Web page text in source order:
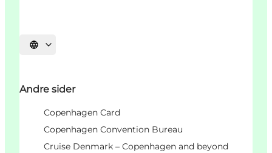
Vælg sprog
Andre sider
Copenhagen Card
Copenhagen Convention Bureau
Cruise Denmark – Copenhagen and beyond